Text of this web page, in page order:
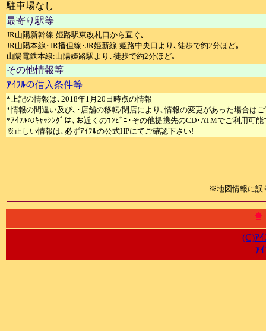
駐車場なし
最寄り駅等
JR山陽新幹線:姫路駅東改札口から直ぐ｡
JR山陽本線･JR播但線･JR姫新線:姫路中央口より､徒歩で約2分ほど｡
山陽電鉄本線:山陽姫路駅より､徒歩で約2分ほど｡
その他情報等
ｱｲﾌﾙの借入条件等
*上記の情報は､2018年1月20日時点の情報
*情報の間違い及び､･店舗の移転/閉店により､情報の変更があった場合は
*ｱｲﾌﾙのｷｬｯｼﾝｸﾞは､お近くのｺﾝﾋﾞﾆ･その他提携先のCD･ATMでご利用可能
※正しい情報は､必ずｱｲﾌﾙの公式HPにてご確認下さい!
※地図情報に誤
(C)ｱ
ｱ